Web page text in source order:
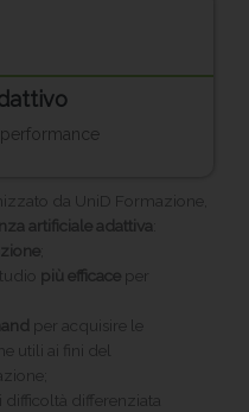
da UniD Formazione,
artificiale adattiva
più efficace per
per acquisire le
utili ai fini del
difficoltà differenziata